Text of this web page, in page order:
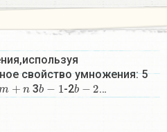
свойство умножения: 5
m+n 3b−1 -2b −2 …